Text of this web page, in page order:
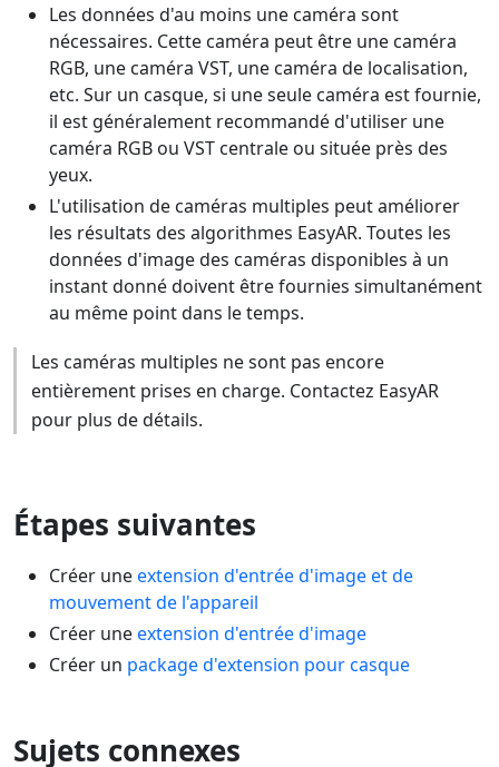
Les données d'au moins une caméra sont
nécessaires. Cette caméra peut être une caméra
RGB, une caméra VST, une caméra de localisation,
etc. Sur un casque, si une seule caméra est fournie,
il est généralement recommandé d'utiliser une
caméra RGB ou VST centrale ou située près des
yeux.
L'utilisation de caméras multiples peut améliorer
les résultats des algorithmes EasyAR. Toutes les
données d'image des caméras disponibles à un
instant donné doivent être fournies simultanément
au même point dans le temps.
Les caméras multiples ne sont pas encore
entièrement prises en charge. Contactez EasyAR
pour plus de détails.
Étapes suivantes
Créer uneextension d'entrée d'image et de
mouvement de l'appareil
Créer uneextension d'entrée d'image
Créer un package d'extension pour casque
Sujets connexes